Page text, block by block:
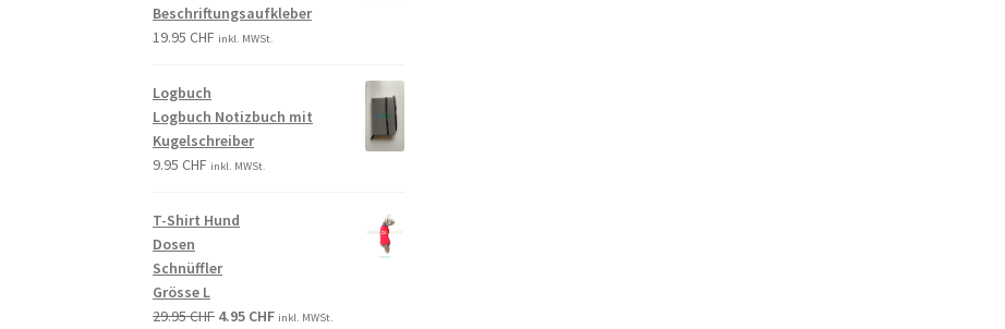
Beschriftungsaufkleber
19.95CHF inkl. MWSt.
Logbuch
Logbuch Notizbuch mit
Kugelschreiber
9.95CHF inkl. MWSt.
T-Shirt Hund
Dosen
Schnüffler
Grösse L
29.95CHF 4.95 CHF inkl. MWSt.